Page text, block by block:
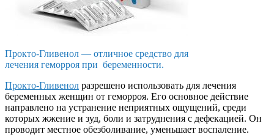
Прокто-Гливенол — отличное средство для
лечения геморроя при беременности.
Прокто-Гливенол разрешено использовать для лечения
беременных женщин от геморроя. Его основное действие
направлено на устранение неприятных ощущений, среди
которых жжение и зуд, боли и затруднения с дефекацией. Он
проводит местное обезболивание, уменьшает воспаление.